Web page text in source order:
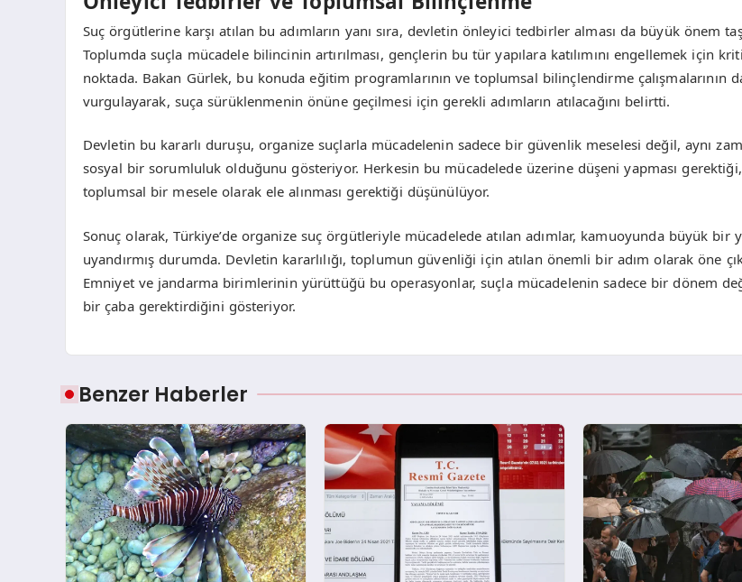
Suç örgütlerine karşı atılan bu adımların yanı sıra, devletin önleyici tedbirler alması da büyük önem
Toplumda suçla mücadele bilincinin artırılması, gençlerin bu tür yapılara katılımını engellemek için
noktada. Bakan Gürlek, bu konuda eğitim programlarının ve toplumsal bilinçlendirme çalışmalarının
vurgulayarak, suça sürüklenmenin önüne geçilmesi için gerekli adımların atılacağını belirtti.
Devletin bu kararlı duruşu, organize suçlarla mücadelenin sadece bir güvenlik meselesi değil, aynı
sosyal bir sorumluluk olduğunu gösteriyor. Herkesin bu mücadelede üzerine düşeni yapması gerektiği,
toplumsal bir mesele olarak ele alınması gerektiği düşünülüyor.
Sonuç olarak, Türkiye’de organize suç örgütleriyle mücadelede atılan adımlar, kamuoyunda büyük bir
uyandırmış durumda. Devletin kararlılığı, toplumun güvenliği için atılan önemli bir adım olarak öne
Emniyet ve jandarma birimlerinin yürüttüğü bu operasyonlar, suçla mücadelenin sadece bir dönem
bir çaba gerektirdiğini gösteriyor.
Benzer Haberler